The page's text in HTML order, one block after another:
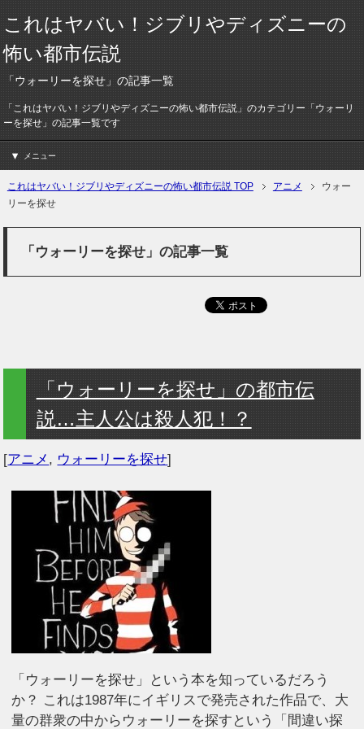
これはヤバい！ジブリやディズニーの
怖い都市伝説
「ウォーリーを探せ」の記事一覧
「これはヤバい！ジブリやディズニーの怖い都市伝説」のカテゴリー「ウォーリ
ーを探せ」の記事一覧です
メニュー
これはヤバい！ジブリやディズニーの怖い都市伝説 TOP アニメ
ウォー
リーを探せ
「ウォーリーを探せ」の記事一覧
「ウォーリーを探せ」の都市伝
説…主人公は殺人犯！？
[アニメ , ウォーリーを探せ]
「ウォーリーを探せ」という本を知っているだろう
か？ これは1987年にイギリスで発売された作品で、大
量の群衆の中からウォーリーを探すという「間違い探